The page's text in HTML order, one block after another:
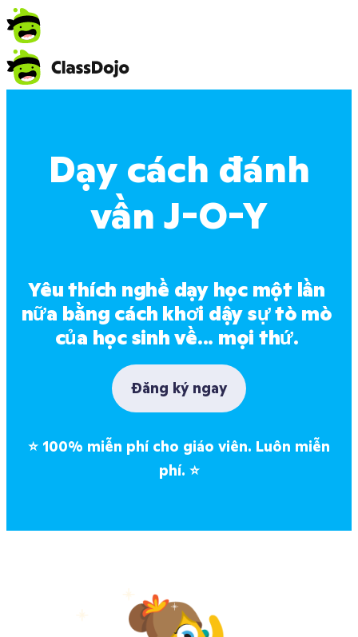
Dạy cách đánh
vần J-O-Y
Yêu thích nghề dạy học một lần
nữa bằng cách khơi dậy sự tò mò
của học sinh về... mọi thứ.
Đăng ký ngay
⭐ 100% miễn phí cho giáo viên. Luôn miễn
phí. ⭐